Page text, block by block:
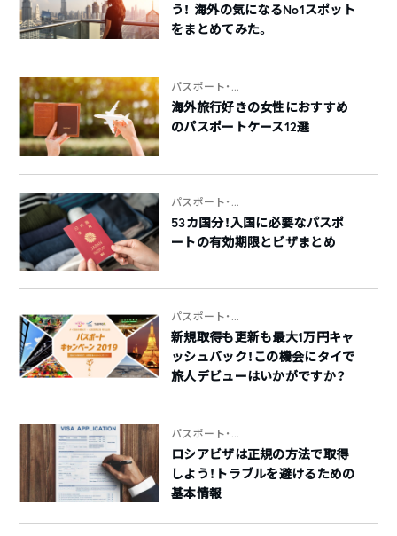
う！ 海外の気になるNo1スポット
をまとめてみた。
パスポート・...
海外旅行好きの女性におすすめ
のパスポートケース12選
パスポート・...
53カ国分！入国に必要なパスポ
ートの有効期限とビザまとめ
パスポート・...
新規取得も更新も最大1万円キャ
ッシュバック！この機会にタイで
旅人デビューはいかがですか？
パスポート・...
ロシアビザは正規の方法で取得
しよう！トラブルを避けるための
基本情報